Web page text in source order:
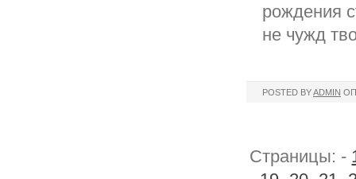
рождения
не чужд
POSTED BYADMIN
Страницы: -